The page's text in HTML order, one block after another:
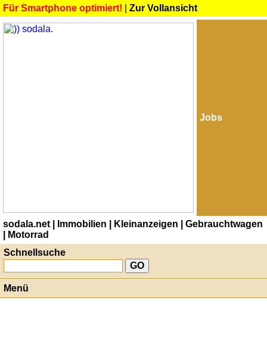
Für Smartphone optimiert! Zur Vollansicht
Jobs
sodala.net | Immobilien | Kleinanzeigen
| Gebrauchtwagen
| Motorrad
Schnellsuche
Menü